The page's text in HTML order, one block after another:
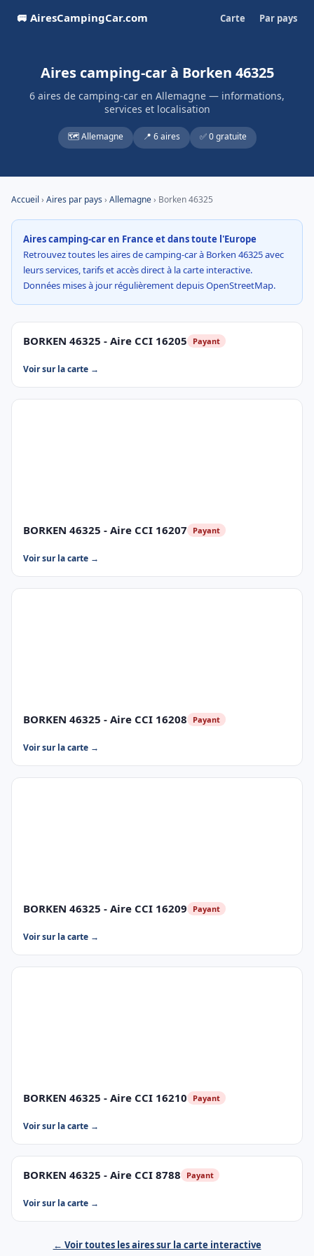
🚐 AiresCampingCar.com Carte Par pays
Aires camping-car à Borken 46325
6 aires de camping-car en Allemagne — informations,
services et localisation
🗺️ Allemagne 📍 6 aires ✅ 0 gratuite
Accueil › Aires par pays› Allemagne› Borken 46325
Aires camping-car en France et dans toute l'Europe
Retrouvez toutes les aires de camping-car à Borken 46325 avec
leurs services, tarifs et accès direct à la carte interactive.
Données mises à jour régulièrement depuis OpenStreetMap.
BORKEN 46325 - Aire CCI 16205 Payant
Voir sur la carte →
BORKEN 46325 - Aire CCI 16207 Payant
Voir sur la carte →
BORKEN 46325 - Aire CCI 16208 Payant
Voir sur la carte →
BORKEN 46325 - Aire CCI 16209 Payant
Voir sur la carte →
BORKEN 46325 - Aire CCI 16210 Payant
Voir sur la carte →
BORKEN 46325 - Aire CCI 8788 Payant
Voir sur la carte →
← Voir toutes les aires sur la carte interactive